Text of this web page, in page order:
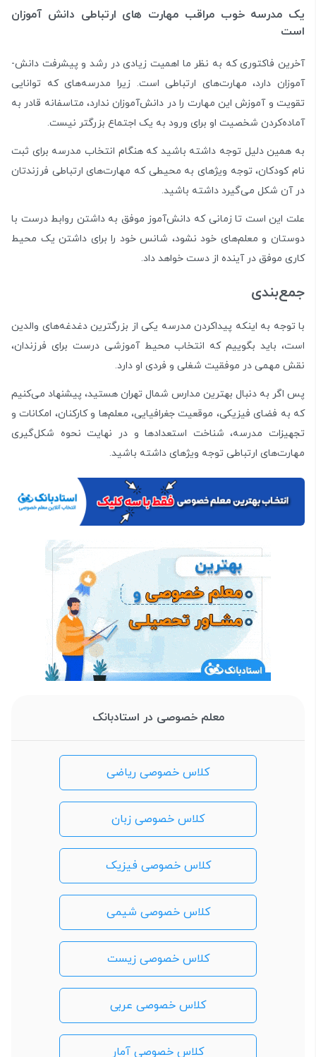
یک مدرسه خوب مراقب مهارت های ارتباطی دانش آموزان
است
آخرین فاکتوری که به نظر ما اهمیت زیادی در رشد و پیشرفت دانش‌­
آموزان دارد، مهارت­‌های ارتباطی است. زیرا مدرسه‌ه­ای که توانایی
تقویت و آموزش این مهارت را در دانش‌­آموزان ندارد، متاسفانه قادر به
آماده‌­کردن شخصیت او برای ورود به یک اجتماع بزرگ­تر نیست.
به همین دلیل توجه داشته باشید که هنگام انتخاب مدرسه برای ثبت­‌
نام کودکان، توجه ویژه­ای به محیطی که مهارت­‌های ارتباطی فرزندتان
در آن شکل می­­‌گیرد داشته باشید.
علت این است تا زمانی که دانش­‌آموز موفق به داشتن روابط درست با
دوستان و معلم­‌های خود نشود، شانس خود را برای داشتن یک محیط
کاری موفق در آینده از دست خواهد داد.
جمع­‌بندی
با توجه به اینکه پیداکردن مدرسه یکی از بزرگ­ترین دغدغه‌­های والدین
است، باید بگوییم که انتخاب محیط آموزشی درست برای فرزندان،
نقش مهمی در موفقیت شغلی و فردی او دارد.
پس اگر به ­دنبال بهترین مدارس شمال تهران هستید، پیشنهاد می‌­کنیم
که به فضای فیزیکی، موقعیت جغرافیایی، معلم‌­ها و کارکنان، امکانات و
تجهیزات مدرسه، شناخت استعدادها و در نهایت نحوه شکل­‌گیری
مهارت‌­های ارتباطی توجه ویژه­ای داشته باشید.
معلم خصوصی در استادبانک
کلاس خصوصی ریاضی
کلاس خصوصی زبان
کلاس خصوصی فیزیک
کلاس خصوصی شیمی
کلاس خصوصی زیست
کلاس خصوصی عربی
کلاس خصوصی آمار